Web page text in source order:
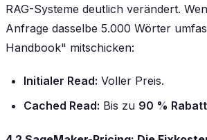
RAG-Systeme deutlich verändert.
Anfrage dasselbe 5.000 Wörter
Handbook" mitschicken:
Initialer Read: Voller Preis.
Cached Read: Bis zu 90 % Rabatt